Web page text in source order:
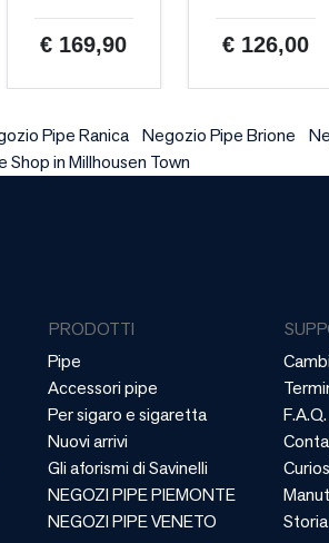
€ 169,90 € 126,00
Pipe Ranica Negozio Pipe Brione
Shop in Millhousen Town
PRODOTTI
Pipe
Accessori pipe
Per sigaro e sigaretta
Nuovi arrivi
Gli aforismi di Savinelli
NEGOZI PIPE PIEMONTE
NEGOZI PIPE VENETO
F.A.Q.